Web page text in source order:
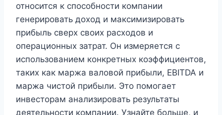
относится к способности компании
генерировать доход и максимизировать
прибыль сверх своих расходов и
операционных затрат. Он измеряется с
использованием конкретных коэффициентов,
таких как маржа валовой прибыли, EBITDA и
маржа чистой прибыли. Это помогает
инвесторам анализировать результаты
деятельности компании. Узнайте больше, и